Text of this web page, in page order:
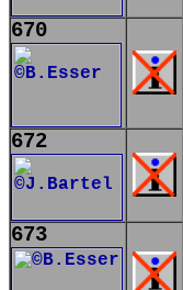
670
672
673